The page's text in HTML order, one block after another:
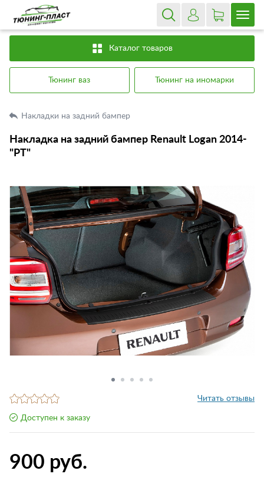
Каталог товаров
Тюнинг ваз Тюнинг на иномарки
Накладки на задний бампер
Накладка на задний бампер Renault Logan 2014-
"РТ"
Читать отзывы
Доступен к заказу
900 руб.